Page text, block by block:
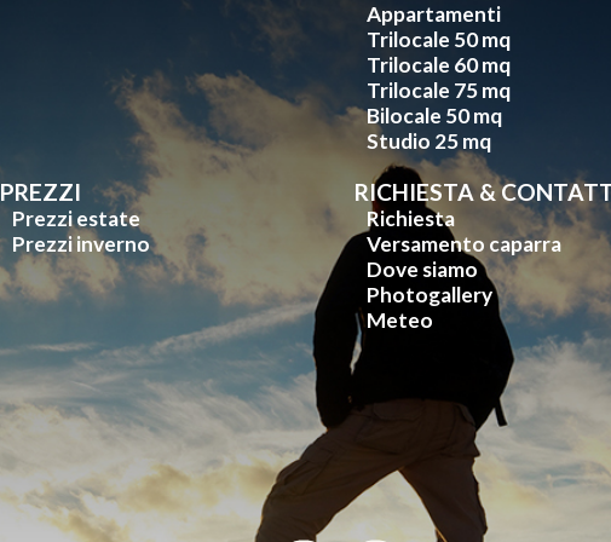
Appartamenti
Trilocale 50 mq
Trilocale 60 mq
Trilocale 75 mq
Bilocale 50 mq
Studio 25 mq
PREZZI
Prezzi estate
Prezzi inverno
RICHIESTA &
Richiesta
Versamento caparra
Dove siamo
Photogallery
Meteo